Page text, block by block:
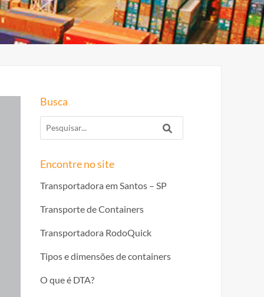
Busca
Encontre no site
Transportadora em Santos – SP
Transporte de Containers
Transportadora RodoQuick
Tipos e dimensões de containers
O que é DTA?